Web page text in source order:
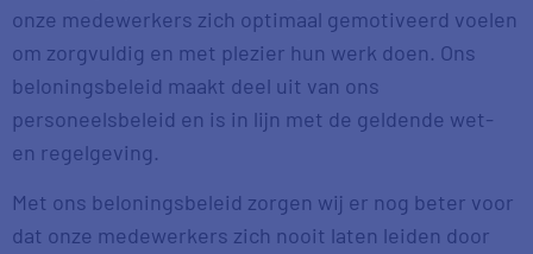
onze medewerkers zich optimaal gemotiveerd voelen
om zorgvuldig en met plezier hun werk doen. Ons
beloningsbeleid maakt deel uit van ons
personeelsbeleid en is in lijn met de geldende wet-
en regelgeving.
Met ons beloningsbeleid zorgen wij er nog beter voor
dat onze medewerkers zich nooit laten leiden door